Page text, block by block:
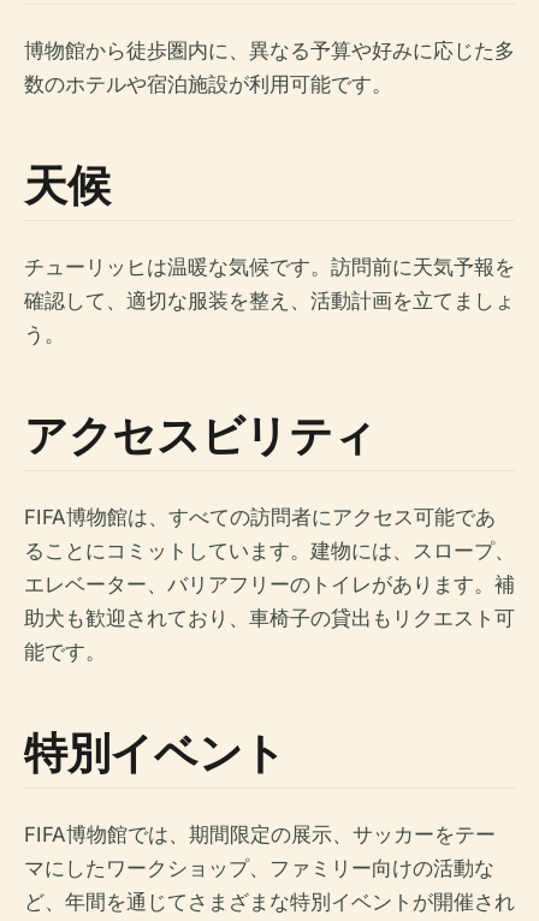
博物館から徒歩圏内に、異なる予算や好みに応じた多
数のホテルや宿泊施設が利用可能です。
天候
チューリッヒは温暖な気候です。訪問前に天気予報を
確認して、適切な服装を整え、活動計画を立てましょ
う。
アクセスビリティ
FIFA博物館は、すべての訪問者にアクセス可能であ
ることにコミットしています。建物には、スロープ、
エレベーター、バリアフリーのトイレがあります。補
助犬も歓迎されており、車椅子の貸出もリクエスト可
能です。
特別イベント
FIFA博物館では、期間限定の展示、サッカーをテー
マにしたワークショップ、ファミリー向けの活動な
ど、年間を通じてさまざまな特別イベントが開催され